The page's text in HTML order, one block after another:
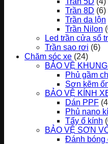
Trần 8D (6)
Trần da lộn
Trần Nilon
Led trần cửa sổ
Trần sao rơi (6)
Chăm sóc xe (24)
BẢO VỆ
Phủ gầm
Sơn kẽm
BẢO VỆ KÍNH
Dán PPF
Phủ nano
Tẩy ố kính
BẢO VỆ SƠN
Đánh bóng